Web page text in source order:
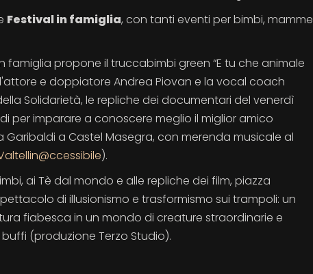
Festival in famiglia, con tanti eventi per bimbi, mamme
famiglia propone il truccabimbi green “E tu che animale
e doppiatore Andrea Piovan e la vocal coach
Solidarietà, le repliche dei documentari del venerdì
per imparare a conoscere meglio il miglior amico
a Castel Masegra, con merenda musicale al
).
ai Tè dal mondo e alle repliche dei film, piazza
di illusionismo e trasformismo sui trampoli: un
fiabesca in un mondo di creature straordinarie e
(produzione Terzo Studio).